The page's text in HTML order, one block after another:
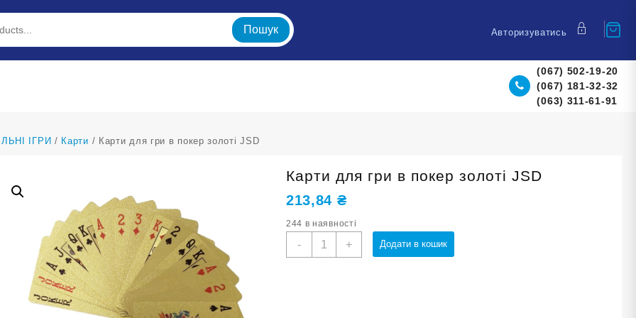
Пошук Авторизуватись
(067) 502-19-20
(067) 181-32-32
(063) 311-61-91
ІГРИ / Карти / Карти для гри в покер золоті JSD
Карти для гри в покер золоті JSD
213,84 ₴
244 в наявності
-
Карти
+ Додати в кошик